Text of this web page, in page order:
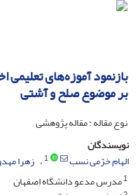
بازنمود آموزه‌های تعلیمی
‌بر موضوع صلح و آشتی
نوع مقاله : مقاله پژوهشی
نویسندگان
الهام خرّمی نسب
1 زهرا
1مدرس مدعو دانشگاه اصفهان